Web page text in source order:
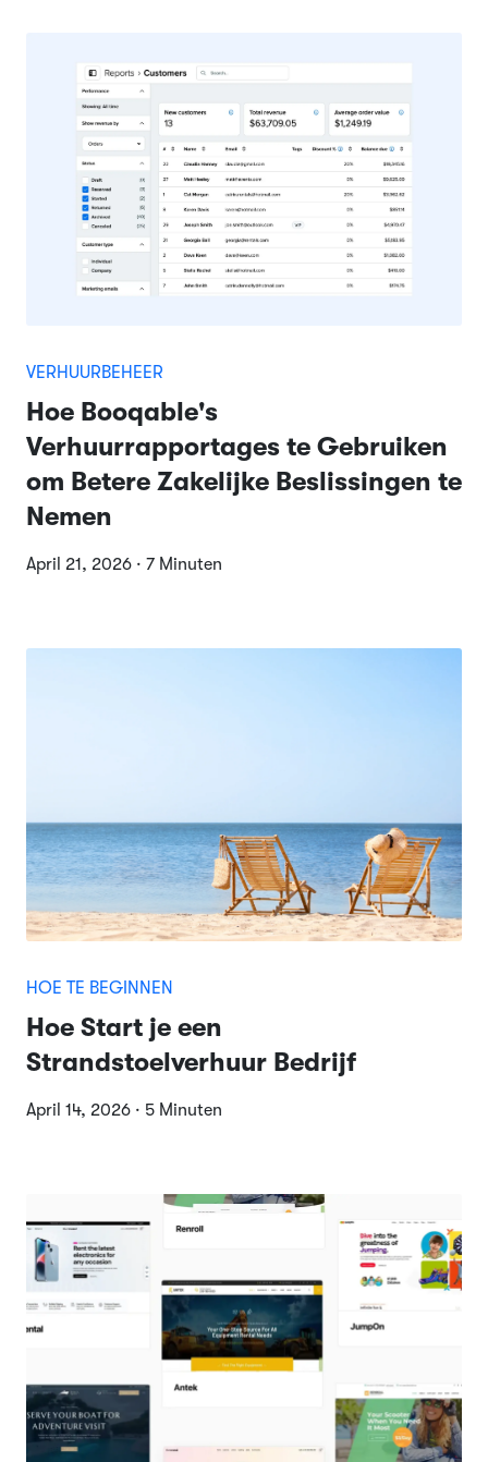
VERHUURBEHEER
Hoe Booqable's
Verhuurrapportages te Gebruiken
om Betere Zakelijke Beslissingen te
Nemen
April 21, 2026 · 7 Minuten
HOE TE BEGINNEN
Hoe Start je een
Strandstoelverhuur Bedrijf
April 14, 2026 · 5 Minuten